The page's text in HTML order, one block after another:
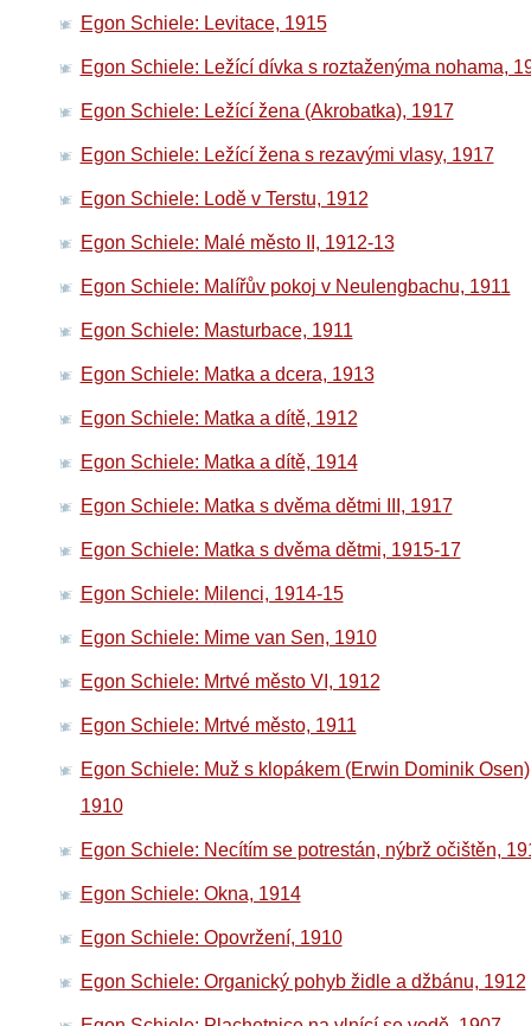
Egon Schiele: Levitace, 1915
Egon Schiele: Ležící dívka s roztaženýma nohama,
Egon Schiele: Ležící žena (Akrobatka), 1917
Egon Schiele: Ležící žena s rezavými vlasy, 1917
Egon Schiele: Lodě v Terstu, 1912
Egon Schiele: Malé město II, 1912-13
Egon Schiele: Malířův pokoj v Neulengbachu, 1911
Egon Schiele: Masturbace, 1911
Egon Schiele: Matka a dcera, 1913
Egon Schiele: Matka a dítě, 1912
Egon Schiele: Matka a dítě, 1914
Egon Schiele: Matka s dvěma dětmi III, 1917
Egon Schiele: Matka s dvěma dětmi, 1915-17
Egon Schiele: Milenci, 1914-15
Egon Schiele: Mime van Sen, 1910
Egon Schiele: Mrtvé město VI, 1912
Egon Schiele: Mrtvé město, 1911
Egon Schiele: Muž s klopákem (Erwin Dominik
1910
Egon Schiele: Necítím se potrestán, nýbrž očištěn,
Egon Schiele: Okna, 1914
Egon Schiele: Opovržení, 1910
Egon Schiele: Organický pohyb židle a džbánu, 1912